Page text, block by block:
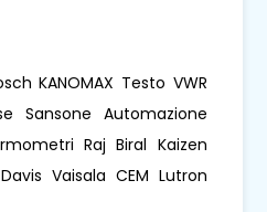
KANOMAX Testo VWR
Sansone Automazione
Raj Biral Kaizen
Vaisala CEM Lutron